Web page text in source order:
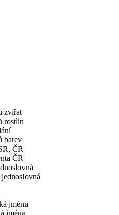
zvířat
rostlin
barev
ČR
ČR
jména
jména